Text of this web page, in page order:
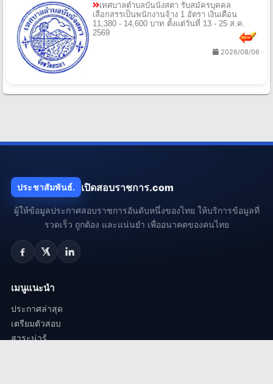
เทศบาลตําบลบันนังสตา รับสมัครบุคคล
เลือกสรรเป็นพนักงานจ้าง 1 อัตรา เงินเดือน
11,380 - 14,600 บาท ตั้งแต่วันที่ 13 - 25 ส.ค.
2569
2026/08/06
ประชาสัมพันธ์. เปิดสอบราชการ.com
ผู้ให้ข้อมูลประกาศสอบราชการอันดับหนึ่งของไทย ให้บริการข้อมูลที่
รวดเร็ว ถูกต้อง และแน่นยำ เพื่ออนาคตของคนไทย
เมนูแนะนำ
ประกาศล่าสุด
เตรียมตัวสอบ
สาระน่ารู้